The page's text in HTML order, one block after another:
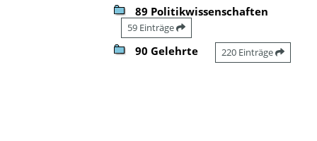
89 Politikwissenschaften
59 Einträge
90 Gelehrte 220 Einträge